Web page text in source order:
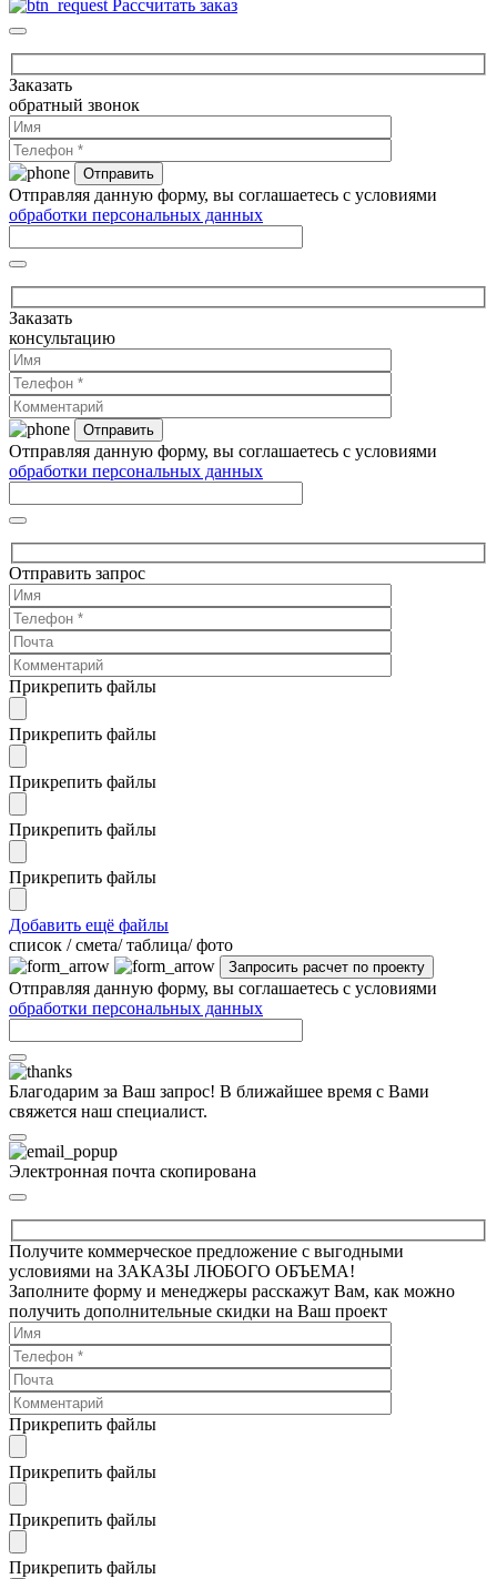
Рассчитать заказ
Заказать
обратный звонок
Отправляя данную форму, вы соглашаетесь с условиями
обработки персональных данных
Заказать
консультацию
Отправляя данную форму, вы соглашаетесь с условиями
обработки персональных данных
Отправить запрос
Прикрепить файлы
Прикрепить файлы
Прикрепить файлы
Прикрепить файлы
Прикрепить файлы
Добавить ещё файлы
cписок / смета/ таблица/ фото
Отправляя данную форму, вы соглашаетесь с условиями
обработки персональных данных
Благодарим за Ваш запрос! В ближайшее время с Вами
свяжется наш специалист.
Электронная почта скопирована
Получите коммерческое предложение с выгодными
условиями на ЗАКАЗЫ ЛЮБОГО ОБЪЕМА!
Заполните форму и менеджеры расскажут Вам, как можно
получить дополнительные скидки на Ваш проект
Прикрепить файлы
Прикрепить файлы
Прикрепить файлы
Прикрепить файлы